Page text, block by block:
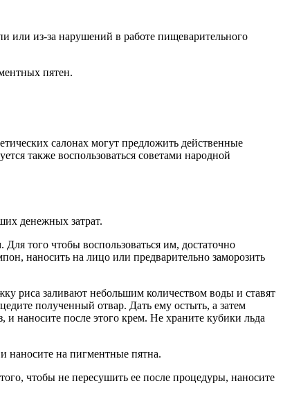
или из-за нарушений в работе пищеварительного
пятен.
салонах могут предложить действенные
также воспользоваться советами народной
денежных затрат.
того чтобы воспользоваться им, достаточно
наносить на лицо или предварительно заморозить
риса заливают небольшим количеством воды и ставят
полученный отвар. Дать ему остыть, а затем
наносите после этого крем. Не храните кубики льда
наносите на пигментные пятна.
чтобы не пересушить ее после процедуры, наносите